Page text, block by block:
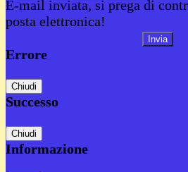
E-mail inviata, si prega di
posta elettronica!
Errore
Chiudi
Successo
Chiudi
Informazione